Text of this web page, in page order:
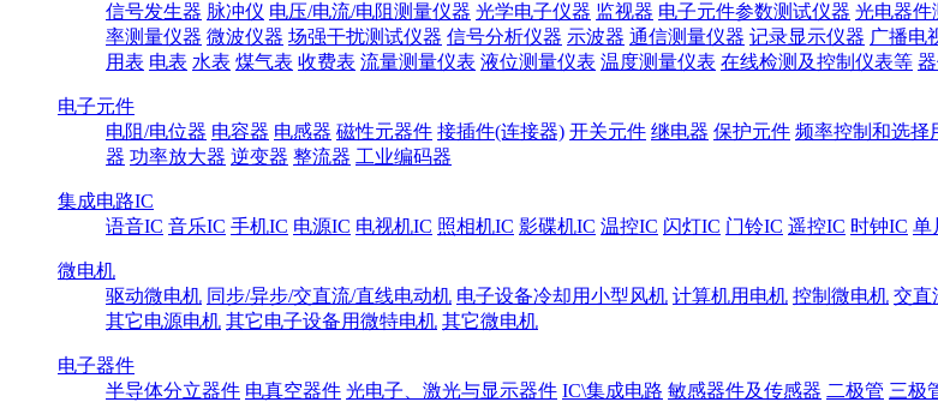
信号发生器 脉冲仪 电压/电流/电阻测量仪器 光学电子仪器 监视器 电子元件参数测试仪器 光电器件
率测量仪器 微波仪器 场强干扰测试仪器 信号分析仪器 示波器 通信测量仪器 记录显示仪器 广播电
用表 电表 水表 煤气表 收费表 流量测量仪表 液位测量仪表 温度测量仪表 在线检测及控制仪表等
电子元件
电阻/电位器 电容器 电感器 磁性元器件 接插件(连接器) 开关元件 继电器 保护元件 频率控制和选择
器 功率放大器 逆变器 整流器 工业编码器
集成电路IC
语音IC 音乐IC 手机IC 电源IC 电视机IC 照相机IC 影碟机IC 温控IC 闪灯IC 门铃IC 遥控IC 时钟IC 单
微电机
驱动微电机 同步/异步/交直流/直线电动机 电子设备冷却用小型风机 计算机用电机 控制微电机 交直
其它电源电机 其它电子设备用微特电机 其它微电机
电子器件
半导体分立器件 电真空器件 光电子、激光与显示器件 IC\集成电路 敏感器件及传感器 二极管 三极